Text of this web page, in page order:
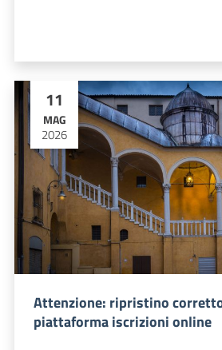
11
MAG
2026
Attenzione: ripristino
piattaforma iscrizioni online